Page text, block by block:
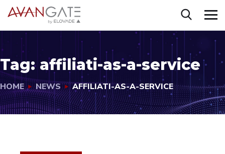
Tag: affiliati-as-a-service
HOME NEWS AFFILIATI-AS-A-SERVICE